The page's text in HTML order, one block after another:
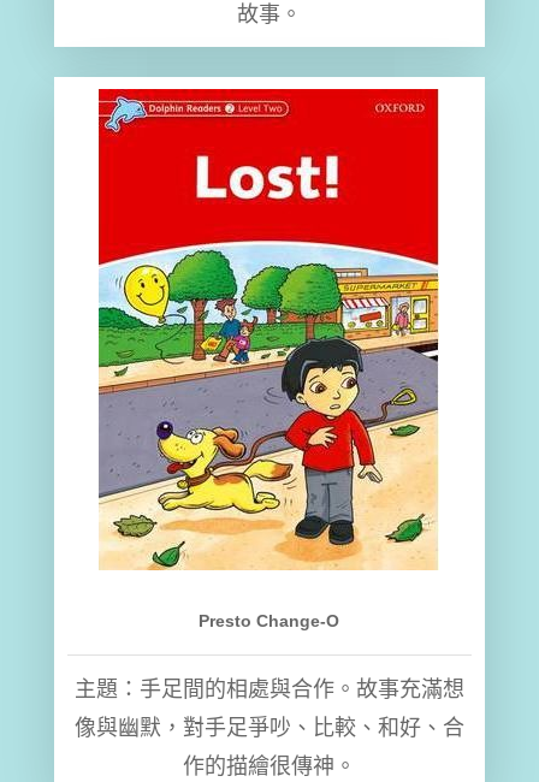
故事。
Presto Change-O
主題：手足間的相處與合作。故事充滿想
像與幽默，對手足爭吵、比較、和好、合
作的描繪很傳神。